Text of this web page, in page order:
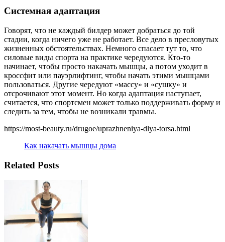
Системная адаптация
Говорят, что не каждый билдер может добраться до той
стадии, когда ничего уже не работает. Все дело в пресловутых
жизненных обстоятельствах. Немного спасает тут то, что
силовые виды спорта на практике чередуются. Кто-то
начинает, чтобы просто накачать мышцы, а потом уходит в
кроссфит или пауэрлифтинг, чтобы начать этими мышцами
пользоваться. Другие чередуют «массу» и «сушку» и
отсрочивают этот момент. Но когда адаптация наступает,
считается, что спортсмен может только поддерживать форму и
следить за тем, чтобы не возникали травмы.
https://most-beauty.ru/drugoe/uprazhneniya-dlya-torsa.html
Как накачать мышцы дома
Related Posts